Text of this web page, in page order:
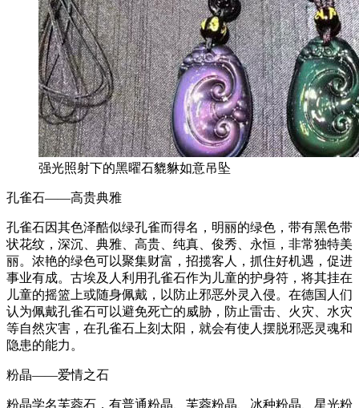
强光照射下的黑曜石貔貅如意吊坠
孔雀石——高贵典雅
孔雀石因其色泽酷似绿孔雀而得名，明丽的绿色，带有黑色带
状花纹，深沉、典雅、高贵、纯真、俊秀、永恒，非常独特美
丽。浓艳的绿色可以聚集财富，招揽客人，抓住好机遇，促进
事业有成。古埃及人利用孔雀石作为儿童的护身符，将其挂在
儿童的摇篮上或随身佩戴，以防止邪恶外灵入侵。在德国人们
认为佩戴孔雀石可以避免死亡的威胁，防止雷击、火灾、水灾
等自然灾害，在孔雀石上刻太阳，就会有使人摆脱邪恶灵魂和
隐患的能力。
粉晶——爱情之石
粉晶学名芙蓉石，有普通粉晶、芙蓉粉晶、冰种粉晶、星光粉